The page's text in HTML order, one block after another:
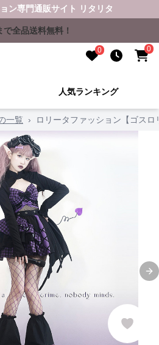
ン専門通販サイト リタリタ
で全品送料無料！
0 0
人気ランキング
一覧 › ロリータファッション【ゴス